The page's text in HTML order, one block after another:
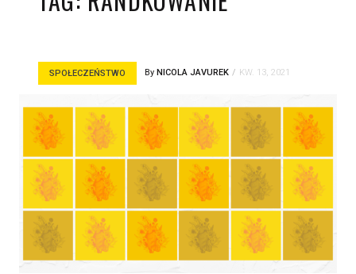
SPOŁECZEŃSTWO By NICOLA JAVUREK KW. 13, 2021